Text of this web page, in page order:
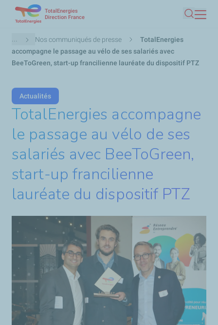
contenu
principal
TotalEnergies
Direction France
Fil
d'Ariane
... Nos communiqués de presse
TotalEnergies
accompagne le passage au vélo de ses salariés avec
BeeToGreen, start-up francilienne lauréate du dispositif PTZ
Actualités
TotalEnergies accompagne
le passage au vélo de ses
salariés avec BeeToGreen,
start-up francilienne
lauréate du dispositif PTZ